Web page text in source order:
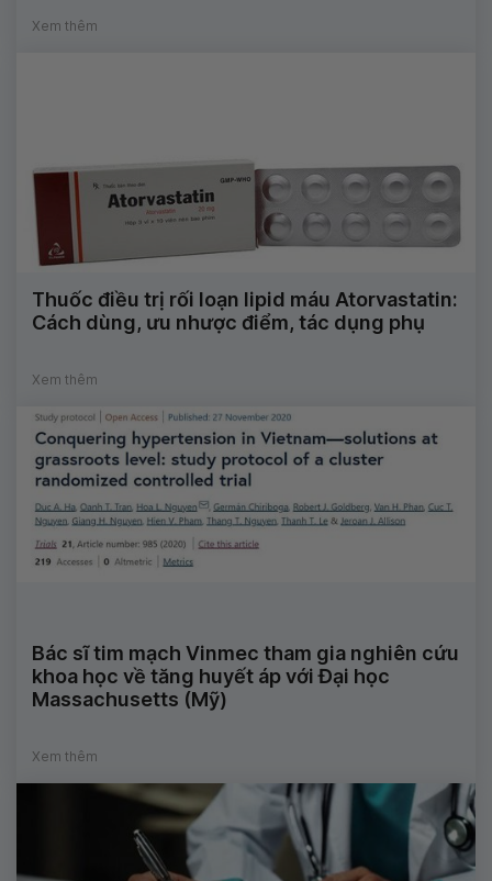
Xem thêm
Thuốc điều trị rối loạn lipid máu Atorvastatin:
Cách dùng, ưu nhược điểm, tác dụng phụ
Xem thêm
Bác sĩ tim mạch Vinmec tham gia nghiên cứu
khoa học về tăng huyết áp với Đại học
Massachusetts (Mỹ)
Xem thêm